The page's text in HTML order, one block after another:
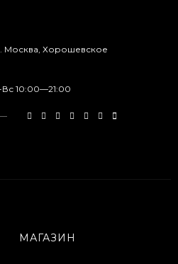
Москва, Хорошевское
10:00—21:00
МАГАЗИН